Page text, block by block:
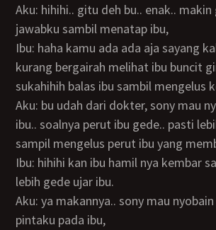
Aku: hihihi.. gitu deh bu.. enak.. makin gereget aja
jawabku sambil menatap ibu,
Ibu: haha kamu ada ada aja sayang kalau robi malah
kurang bergairah melihat ibu buncit
sukahihih balas ibu sambil mengelus
Aku: bu udah dari dokter, sony mau nyobain memek
ibu.. soalnya perut ibu gede.. pasti
sampil mengelus perut ibu yang
Ibu: hihihi kan ibu hamil nya kembar sayanggg.. jadi
lebih gede ujar ibu.
Aku: ya makannya.. sony mau nyobain boleh ya bu?
pintaku pada ibu,